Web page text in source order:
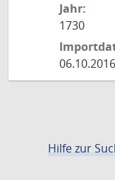
Jahr:
1730
06.10.2016
Hilfe zur